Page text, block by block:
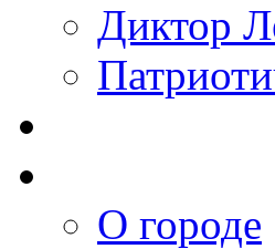
Диктор
О городе